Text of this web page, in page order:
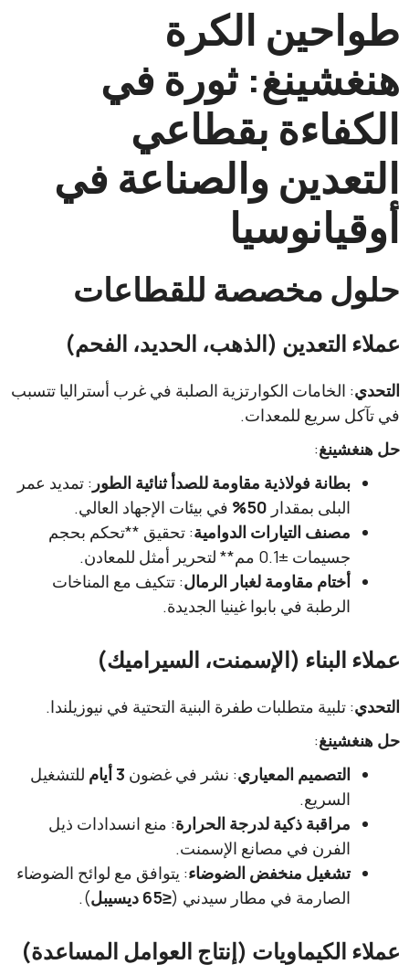
الكرة
ثورة في
بقطاعي
والصناعة في
مخصصة للقطاعات
التعدين (الذهب، الحديد، الفحم)
: الخامات الكوارتزية الصلبة في غرب أستراليا تتسبب
سريع للمعدات.
:
بطانة فولاذية مقاومة للصدأ ثنائية الطور: تمديد عمر
البلى بمقدار ​ 50%
في بيئات الإجهاد العالي.
مصنف التيارات الدوامية : تحقيق ​**تحكم بحجم
جسيمات ±0.1 مم** لتحرير أمثل للمعادن.
أختام مقاومة لغبار الرمال: تتكيف مع المناخات
الرطبة في بابوا غينيا الجديدة.
البناء (الإسمنت، السيراميك)
: تلبية متطلبات طفرة البنية التحتية في نيوزيلندا.
:
التصميم المعياري: نشر في غضون ​ 3 أيام
للتشغيل
مراقبة ذكية لدرجة الحرارة : منع انسدادات ذيل
الفرن في مصانع الإسمنت.
تشغيل منخفض الضوضاء: يتوافق مع لوائح الضوضاء
الصارمة في مطار سيدني ( ≤65 ديسيبل ).
الكيماويات (إنتاج العوامل المساعدة)